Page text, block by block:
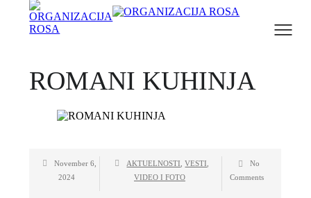
ROMANI KUHINJA
November 6,
2024
AKTUELNOSTI ,VESTI
VIDEO I FOTO
No
Comments